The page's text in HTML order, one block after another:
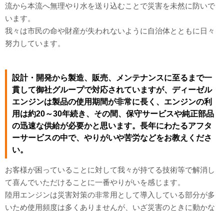
流から本流へ無理やり水を送り込むことで災害を未然に防いで
います。
我々は市民の命や財産が失われないように自治体とともに日々
努力しています。
設計・開発から製造、販売、メンテナンスに至るまで一
貫して御社グループで対応されていますが、ディーゼル
エンジンは製品の使用期間が非常に長く、エンジンの利
用は約20～30年続き、その間、保守サービスや純正部品
の迅速な供給が必要かと思います。長年にわたるアフタ
ーサービスの中で、やりがいや苦労などをお教えくださ
い。
お客様が困っていることに対して我々が持てる技術等で解消し
て喜んでいただけることに一番やりがいを感じます。
陸用エンジンは災害対策の非常用として導入している部分が多
いため使用頻度は多くありませんが、いざ災害のときに動かな